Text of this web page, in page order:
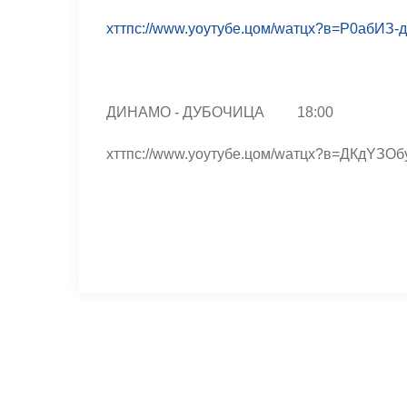
хттпс://www.yоутубе.цом/wатцх?в=Р0абИЗ-
ДИНАМО - ДУБОЧИЦА 18:00
хттпс://www.yоутубе.цом/